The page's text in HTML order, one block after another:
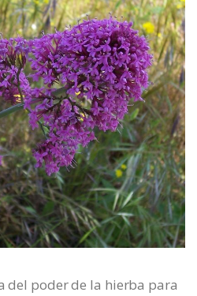
del poder de la hierba para